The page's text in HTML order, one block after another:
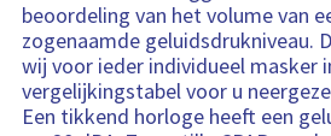
beoordeling van het volume van
zogenaamde geluidsdrukniveau.
wij voor ieder individueel masker
vergelijkingstabel voor u
Een tikkend horloge heeft een